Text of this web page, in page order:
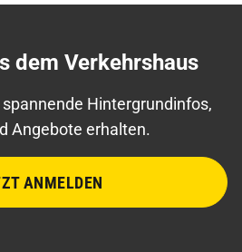
dem Verkehrshaus
Hintergrundinfos,
Angebote erhalten.
ANMELDEN